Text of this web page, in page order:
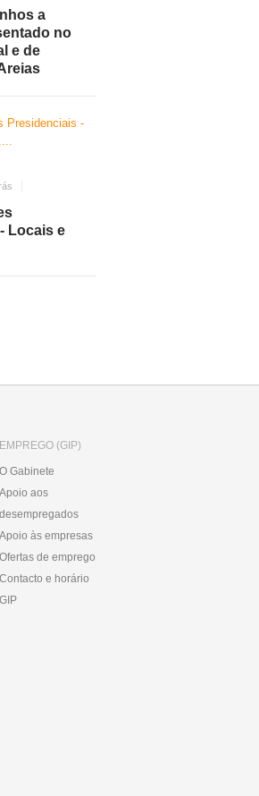
a
no
e de
Locais e
EMPREGO (GIP)
O Gabinete
Apoio aos
desempregados
Apoio às empresas
Ofertas de emprego
Contacto e horário
GIP